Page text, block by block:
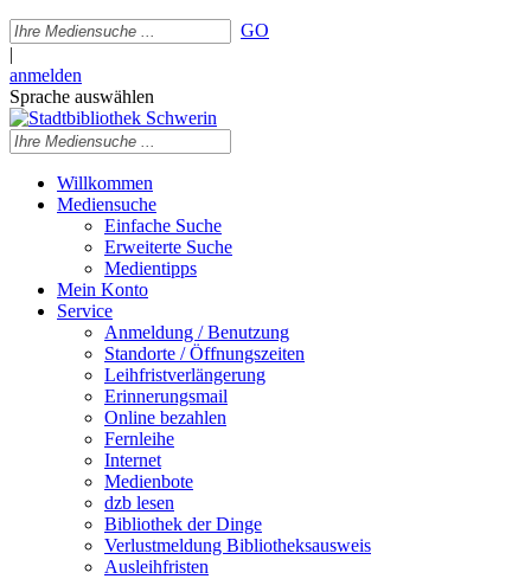
GO
|
anmelden
Sprache auswählen
Willkommen
Mediensuche
Einfache Suche
Erweiterte Suche
Medientipps
Mein Konto
Service
Anmeldung / Benutzung
Standorte / Öffnungszeiten
Leihfristverlängerung
Erinnerungsmail
Online bezahlen
Fernleihe
Internet
Medienbote
dzb lesen
Bibliothek der Dinge
Verlustmeldung Bibliotheksausweis
Ausleihfristen